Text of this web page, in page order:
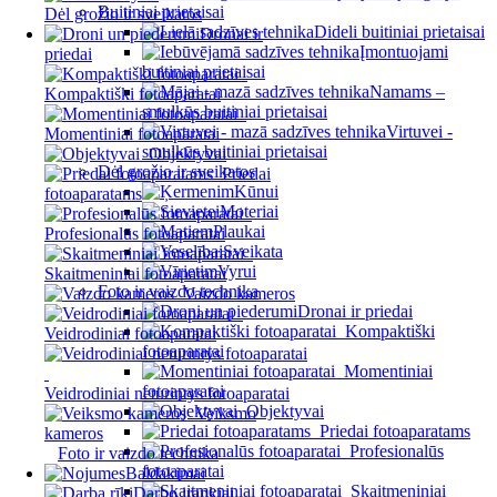
Dėl grožio ir sveikatos
Dronai ir
priedai
Kompaktiški fotoaparatai
Momentiniai fotoaparatai
Objektyvai
Priedai
fotoaparatams
Profesionalūs fotoaparatai
Skaitmeniniai fotoaparatai
Vaizdo kameros
Veidrodiniai fotoaparatai
Veidrodiniai neturintys fotoaparatai
Veiksmo
kameros
Foto ir vaizdo technika
Baldakimai
Darbo įrankiai
Buitiniai prietaisai
Dideli buitiniai prietaisai
Įmontuojami
buitiniai prietaisai
Namams –
smulkūs buitiniai prietaisai
Virtuvei -
smulkūs buitiniai prietaisai
Dėl grožio ir sveikatos
Kūnui
Moteriai
Plaukai
Sveikata
Vyrui
Foto ir vaizdo technika
Dronai ir priedai
Kompaktiški
fotoaparatai
Momentiniai
fotoaparatai
Objektyvai
Priedai fotoaparatams
Profesionalūs
fotoaparatai
Skaitmeniniai